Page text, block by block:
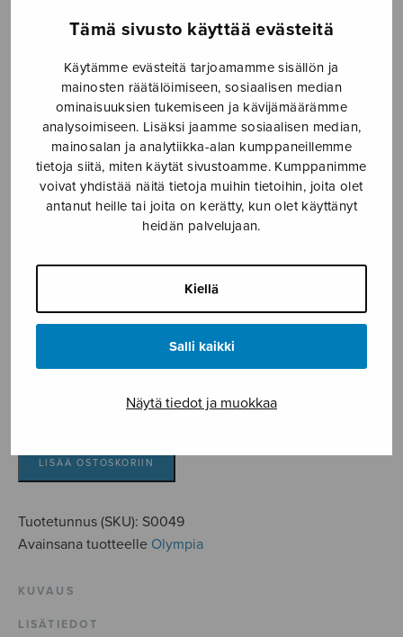
Tämä sivusto käyttää evästeitä
Käytämme evästeitä tarjoamamme sisällön ja
mainosten räätälöimiseen, sosiaalisen median
ominaisuuksien tukemiseen ja kävijämäärämme
analysoimiseen. Lisäksi jaamme sosiaalisen median,
mainosalan ja analytiikka-alan kumppaneillemme
tietoja siitä, miten käytät sivustoamme. Kumppanimme
voivat yhdistää näitä tietoja muihin tietoihin, joita olet
antanut heille tai joita on kerätty, kun olet käyttänyt
heidän palvelujaan.
Kiellä
Salli kaikki
Näytä tiedot ja muokkaa
Etusivu › Nuottikauppa › Sekakuoro
›
Olympiahymni,
Linjama Jaakko
3,50€
määräLISÄÄ OSTOSKORIIN
Tuotetunnus (SKU): S0049
Avainsana tuotteelle Olympia
KUVAUS
LISÄTIEDOT